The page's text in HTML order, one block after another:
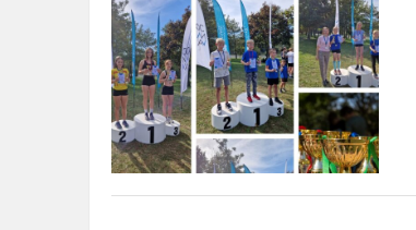
Rajono
moksleivių
lengvosios
atletikos
Rudens
kroso
varžybo...